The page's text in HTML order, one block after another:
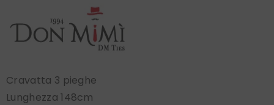
Cravatta 3 pieghe
Lunghezza 148cm